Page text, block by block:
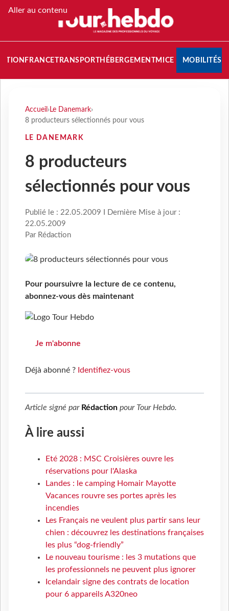
Aller au contenu
FRANCETRANSPORT HÉBERGEMENTMICE MOBILITÉS
Accueil › Le Danemark›
8 producteurs sélectionnés pour vous
LE DANEMARK
8 producteurs
sélectionnés pour vous
Publié le : 22.05.2009 I Dernière Mise à jour :
22.05.2009
Par Rédaction
Pour poursuivre la lecture de ce contenu,
abonnez-vous dès maintenant
Je m'abonne
Déjà abonné ? Identifiez-vous
Article signé par Rédaction pour Tour Hebdo.
À lire aussi
Eté 2028 : MSC Croisières ouvre les
réservations pour l'Alaska
Landes : le camping Homair Mayotte
Vacances rouvre ses portes après les
incendies
Les Français ne veulent plus partir sans leur
chien : découvrez les destinations françaises
les plus “dog-friendly”
Le nouveau tourisme : les 3 mutations que
les professionnels ne peuvent plus ignorer
Icelandair signe des contrats de location
pour 6 appareils A320neo